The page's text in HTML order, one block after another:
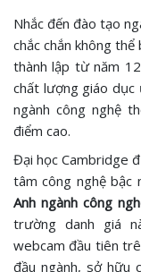
Nhắc đến đào tạo
chắc chắn không
thành lập từ năm
chất lượng giáo
ngành công nghệ
điểm cao.
Đại học Cambridge
tâm công nghệ bậc
Anh ngành công
trường danh giá
webcam đầu tiên
đầu ngành, sở hữu